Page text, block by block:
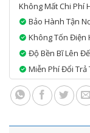
Không Mất Chi Phí
Bảo Hành Tận
Không Tốn Điện
Độ Bền Bĩ Lên
Miễn Phí Đổi Trả